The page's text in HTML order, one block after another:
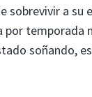
a
temporada
soñando,